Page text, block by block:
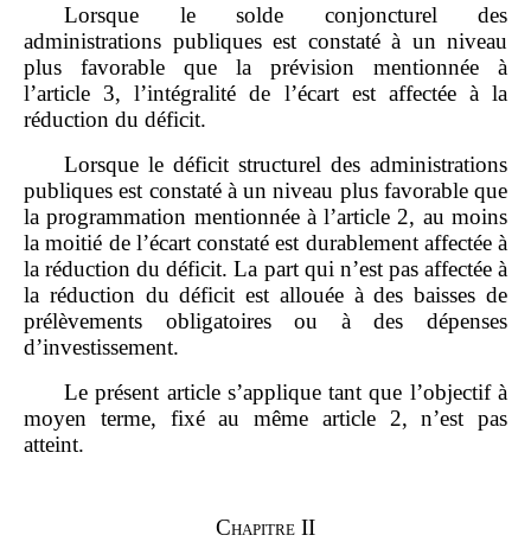
Lorsque le solde conjoncturel des
administrations publiques est constaté à un niveau
plus favorable que la prévision mentionnée à
l’article 3, l’intégralité de l’écart est affectée à la
réduction du déficit.
Lorsque le déficit structurel des administrations
publiques est constaté à un niveau plus favorable que
la programmation mentionnée à l’article 2, au moins
la moitié de l’écart constaté est durablement affectée à
la réduction du déficit. La part qui n’est pas affectée à
la réduction du déficit est allouée à des baisses de
prélèvements obligatoires ou à des dépenses
d’investissement.
Le présent article s’applique tant que l’objectif à
moyen terme, fixé au même article 2, n’est pas
atteint.
Chapitre II